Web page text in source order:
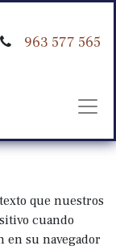
963 577 565
que nuestros
cuando
en su navegador